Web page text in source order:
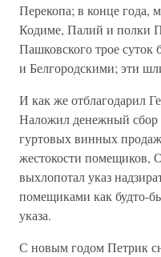
Перекопа; в конце
Кодиме, Палий и полки
Пашковского трое суток
и Белгородскими; эти
И как же отблагодарил
Наложил денежный сбор
гуртовых винных
жестокости помещиков,
выхлопотал указ
помещиками как будто-
указа.
С новым годом Петрик